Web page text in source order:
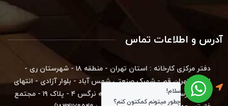
آدرس و اطلاعات تماس
دفتر مرکزی کارخانه : استان تهران - منطقه ۱۸ - شهرستان ری -
اتوبان تهران قم - شهرک صنعتی شمس آباد - بلوار آزادی - انتهای
بلوار بهارستان - خیابان بوعلی - کوچه نرگس ۴ - پلاک ۱۹ - مجتمع
سلام!
چطور میتونم کمکتون کنم؟